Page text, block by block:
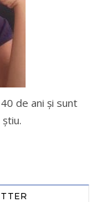
de ani şi sunt